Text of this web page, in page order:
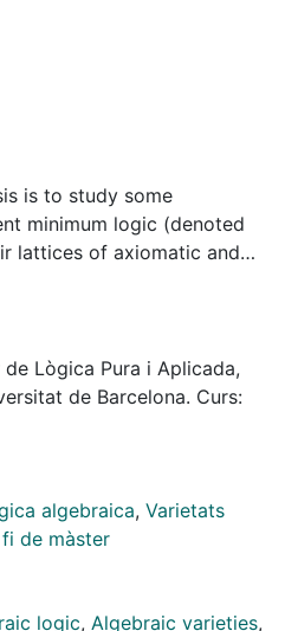
is to study some
minimum logic (denoted
lattices of axiomatic and
structural
completeness, ... ).
about the rational
by
logic obtained by
NML with
constants
(which is equivalent to
Lògica Pura i Aplicada,
de Barcelona. Curs:
algebraica, Varietats
de màster
logic, Algebraic varieties,